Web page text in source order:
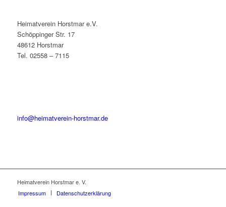
Heimatverein Horstmar e.V.
Schöppinger Str. 17
48612 Horstmar
Tel. 02558 – 7115
info@heimatverein-horstmar.de
Heimatverein Horstmar e. V.
Impressum
Datenschutzerklärung